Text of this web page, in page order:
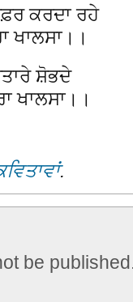
ਕਰਦਾ ਰਹੇ
ਖਾਲਸਾ।।
ਸ਼ੋਭਦੇ
ਖਾਲਸਾ।।
.
be